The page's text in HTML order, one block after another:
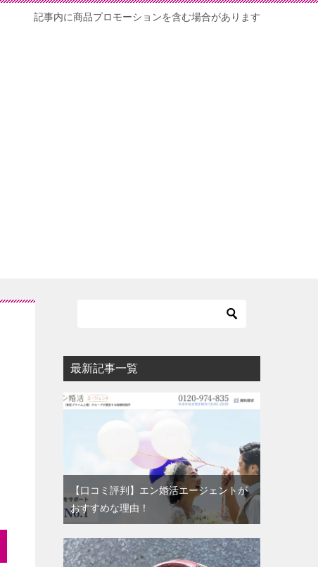
記事内に商品プロモーションを含む場合があります
最新記事一覧
【口コミ評判】エン婚活エージェントが
おすすめな理由！